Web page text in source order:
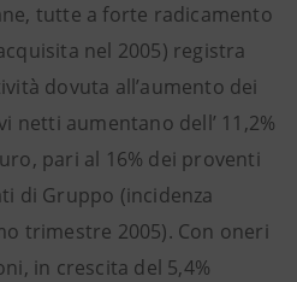
tutte a forte radicamento
nel 2005) registra
dovuta all’aumento dei
netti aumentano dell’ 11,2%
pari al 16% dei proventi
di Gruppo (incidenza
trimestre 2005). Con oneri
in crescita del 5,4%